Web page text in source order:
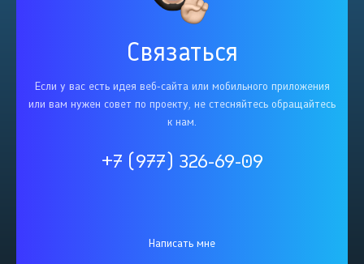
Связаться
Если у вас есть идея веб-сайта или мобильного приложения
или вам нужен совет по проекту, не стесняйтесь обращайтесь
к нам.
+7 (977) 326-69-09
Написать мне